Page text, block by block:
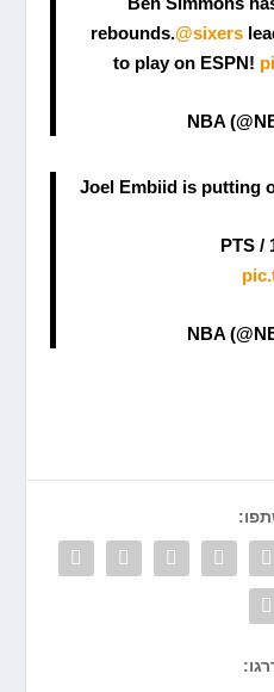
rebounds.@sixers
to play on ESPN!
Joel Embiid is putting